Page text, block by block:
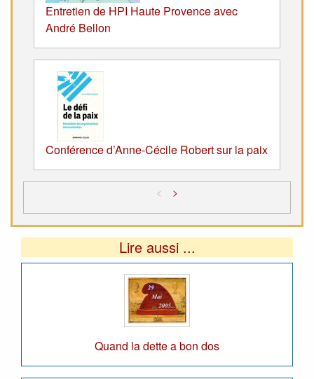
Entretien de HPI Haute Provence avec
André Bellon
Conférence d’Anne-Cécile Robert sur la paix
< >
Lire aussi ...
Quand la dette a bon dos